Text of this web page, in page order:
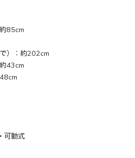
85cm
）：約202cm
43cm
可動式